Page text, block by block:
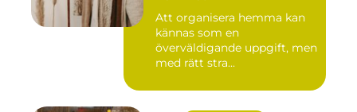
Att organisera hemma kan
kännas som en
överväldigande uppgift, men
med rätt stra...